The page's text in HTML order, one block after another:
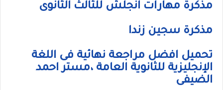
مذكرة مهارات انجلش للثالث الثانوى
مذكرة سجين زندا
تحميل افضل مراجعة نهائية فى اللغة
الإنجليزية للثانوية العامة ،مستر احمد
الضيفى